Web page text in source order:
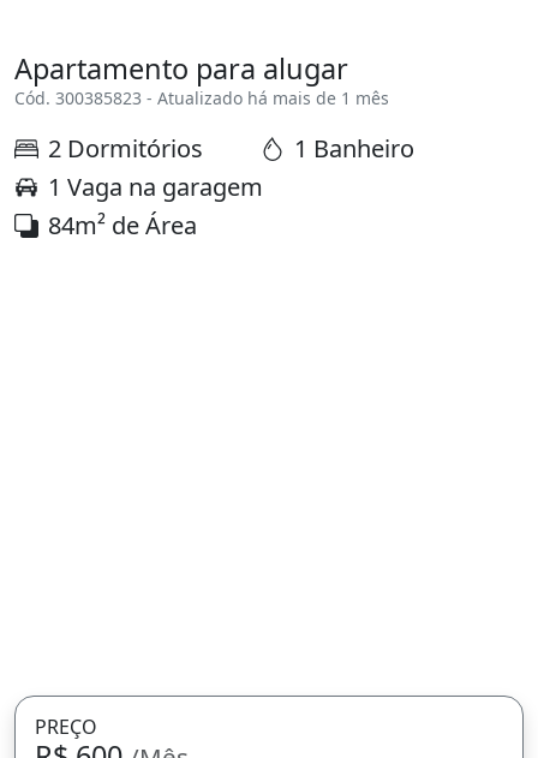
Apartamento para alugar
Cód. 300385823 - Atualizado há mais de 1 mês
2 Dormitórios
1 Banheiro
1 Vaga na garagem
84m² de Área
PREÇO